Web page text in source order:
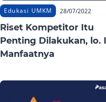
Edukasi UMKM 28/07/2022
Riset Kompetitor Itu
Penting Dilakukan, lo.
Manfaatnya